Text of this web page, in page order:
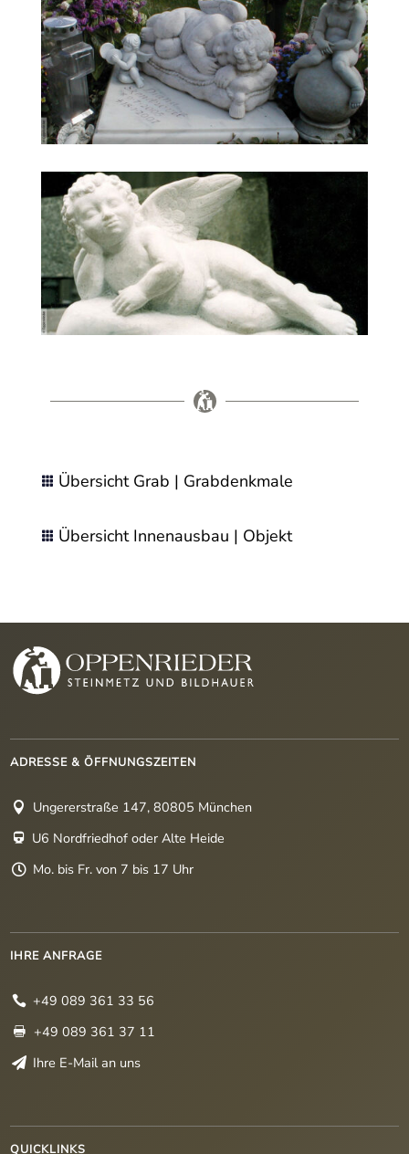
 Übersicht Grab | Grabdenkmale
 Übersicht Innenausbau | Objekt
ADRESSE & ÖFFNUNGSZEITEN
 Ungererstraße 147, 80805 München
 U6 Nordfriedhof oder Alte Heide
 Mo. bis Fr. von 7 bis 17 Uhr
IHRE ANFRAGE
 +49 089 361 33 56
 +49 089 361 37 11
 Ihre E-Mail an uns
QUICKLINKS